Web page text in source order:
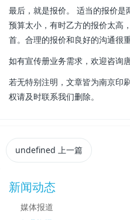
最后，就是报价。 适当的报价
预算太小，有时乙方的报价太高
首。合理的报价和良好的沟通很重
如有宣传册业务需求，欢迎咨询
若无特别注明，文章皆为南京印
权请及时联系我们删除。
undefined 上一篇
新闻动态
媒体报道